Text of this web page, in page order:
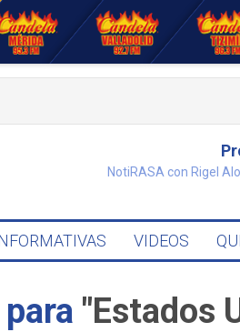
NotiRASA con Rigel
VIDEOS
"Estados